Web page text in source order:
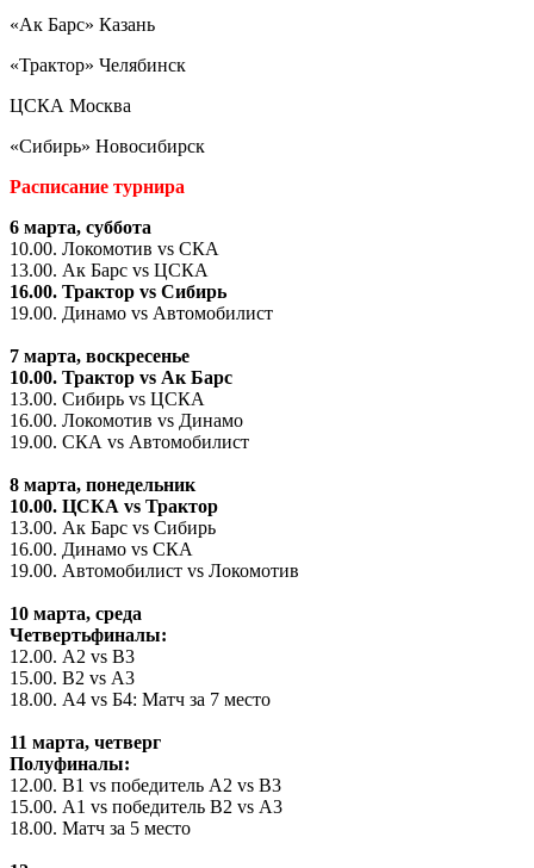
«Ак Барс» Казань
«Трактор» Челябинск
ЦСКА Москва
«Сибирь» Новосибирск
Расписание турнира
6 марта, суббота
10.00. Локомотив vs СКА
13.00. Ак Барс vs ЦСКА
16.00. Трактор vs Сибирь
19.00. Динамо vs Автомобилист
7 марта, воскресенье
10.00. Трактор vs Ак Барс
13.00. Сибирь vs ЦСКА
16.00. Локомотив vs Динамо
19.00. СКА vs Автомобилист
8 марта, понедельник
10.00. ЦСКА vs Трактор
13.00. Ак Барс vs Сибирь
16.00. Динамо vs СКА
19.00. Автомобилист vs Локомотив
10 марта, среда
Четвертьфиналы:
12.00. А2 vs B3
15.00. B2 vs А3
18.00. А4 vs Б4: Матч за 7 место
11 марта, четверг
Полуфиналы:
12.00. B1 vs победитель А2 vs B3
15.00. А1 vs победитель B2 vs А3
18.00. Матч за 5 место